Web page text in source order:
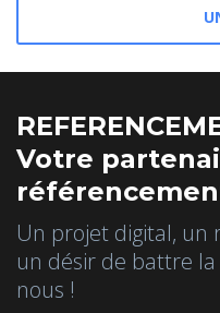
Votre
Un projet digital,
un désir de battre
nous !